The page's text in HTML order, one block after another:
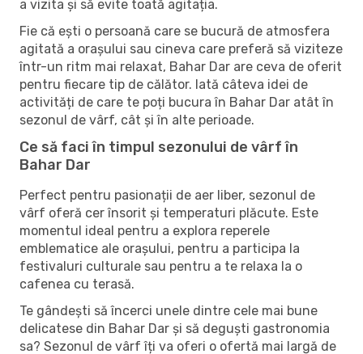
a vizita și să evite toată agitația.
Fie că ești o persoană care se bucură de atmosfera
agitată a orașului sau cineva care preferă să viziteze
într-un ritm mai relaxat, Bahar Dar are ceva de oferit
pentru fiecare tip de călător. Iată câteva idei de
activități de care te poți bucura în Bahar Dar atât în ​​
sezonul de vârf, cât și în alte perioade.
Ce să faci în timpul sezonului de vârf în
Bahar Dar
Perfect pentru pasionații de aer liber, sezonul de
vârf oferă cer însorit și temperaturi plăcute. Este
momentul ideal pentru a explora reperele
emblematice ale orașului, pentru a participa la
festivaluri culturale sau pentru a te relaxa la o
cafenea cu terasă.
Te gândești să încerci unele dintre cele mai bune
delicatese din Bahar Dar și să deguști gastronomia
sa? Sezonul de vârf îți va oferi o ofertă mai largă de